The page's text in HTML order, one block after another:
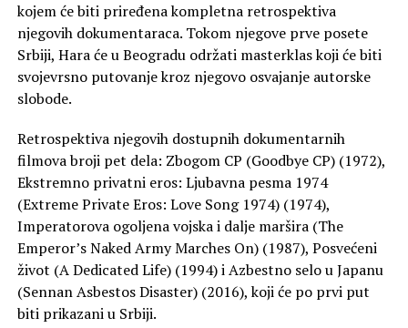
kojem će biti priređena kompletna retrospektiva
njegovih dokumentaraca. Tokom njegove prve posete
Srbiji, Hara će u Beogradu održati masterklas koji će biti
svojevrsno putovanje kroz njegovo osvajanje autorske
slobode.
Retrospektiva njegovih dostupnih dokumentarnih
filmova broji pet dela: Zbogom CP (Goodbye CP) (1972),
Ekstremno privatni eros: Ljubavna pesma 1974
(Extreme Private Eros: Love Song 1974) (1974),
Imperatorova ogoljena vojska i dalje maršira (The
Emperor’s Naked Army Marches On) (1987), Posvećeni
život (A Dedicated Life) (1994) i Azbestno selo u Japanu
(Sennan Asbestos Disaster) (2016), koji će po prvi put
biti prikazani u Srbiji.